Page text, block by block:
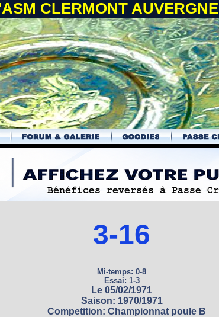
CLERMONT AUVERGNE
3-16
Mi-temps: 0-8
Essai: 1-3
Le 05/02/1971
Saison: 1970/1971
Competition: Championnat poule B